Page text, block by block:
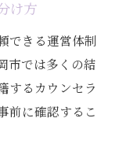
け方
できる運営体制
市では多くの結
するカウンセラ
前に確認するこ